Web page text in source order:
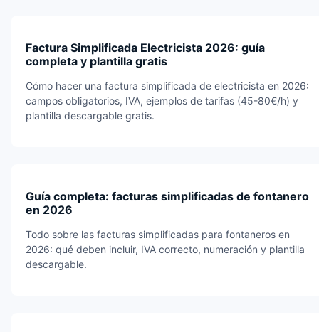
Factura Simplificada Electricista 2026: guía
completa y plantilla gratis
Cómo hacer una factura simplificada de electricista en 2026:
campos obligatorios, IVA, ejemplos de tarifas (45-80€/h) y
plantilla descargable gratis.
Guía completa: facturas simplificadas de fontanero
en 2026
Todo sobre las facturas simplificadas para fontaneros en
2026: qué deben incluir, IVA correcto, numeración y plantilla
descargable.